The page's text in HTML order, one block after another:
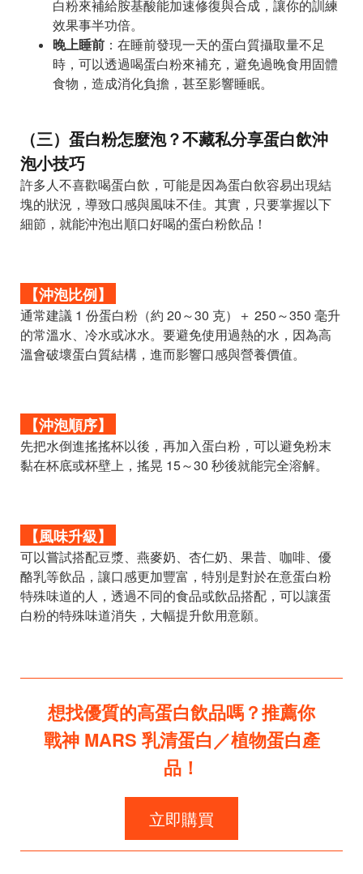
白粉來補給胺基酸能加速修復與合成，讓你的訓練
效果事半功倍。
晚上睡前 ：在睡前發現一天的蛋白質攝取量不足
時，可以透過喝蛋白粉來補充，避免過晚食用固體
食物，造成消化負擔，甚至影響睡眠。
（三）蛋白粉怎麼泡？不藏私分享蛋白飲沖
泡小技巧
許多人不喜歡喝蛋白飲，可能是因為蛋白飲容易出現結
塊的狀況，導致口感與風味不佳。其實，只要掌握以下
細節，就能沖泡出順口好喝的蛋白粉飲品！
【沖泡比例】
通常建議 1 份蛋白粉（約 20～30 克）＋ 250～350 毫升
的常溫水、冷水或冰水。要避免使用過熱的水，因為高
溫會破壞蛋白質結構，進而影響口感與營養價值。
【沖泡順序】
先把水倒進搖搖杯以後，再加入蛋白粉，可以避免粉末
黏在杯底或杯壁上，搖晃 15～30 秒後就能完全溶解。
【風味升級】
可以嘗試搭配豆漿、燕麥奶、杏仁奶、果昔、咖啡、優
酪乳等飲品，讓口感更加豐富，特別是對於在意蛋白粉
特殊味道的人，透過不同的食品或飲品搭配，可以讓蛋
白粉的特殊味道消失，大幅提升飲用意願。
想找優質的高蛋白飲品嗎？推薦你
戰神 MARS 乳清蛋白／植物蛋白產
品！
立即購買